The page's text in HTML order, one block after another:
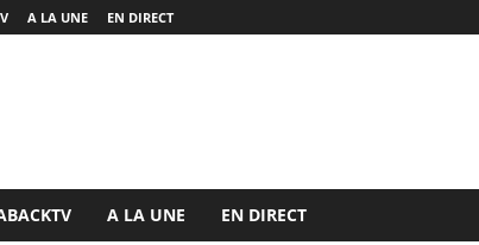
A LA UNE EN DIRECT
A LA UNE EN DIRECT